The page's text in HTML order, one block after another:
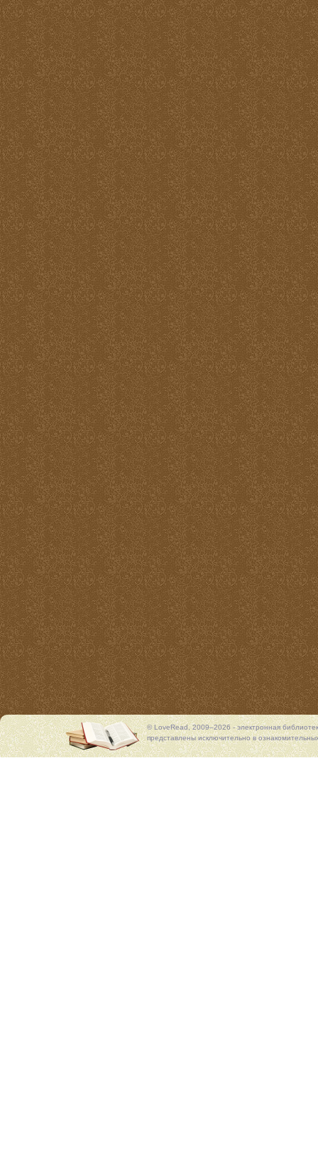
© LoveRead, 2009–2026 - электронная
представлены исключительно в